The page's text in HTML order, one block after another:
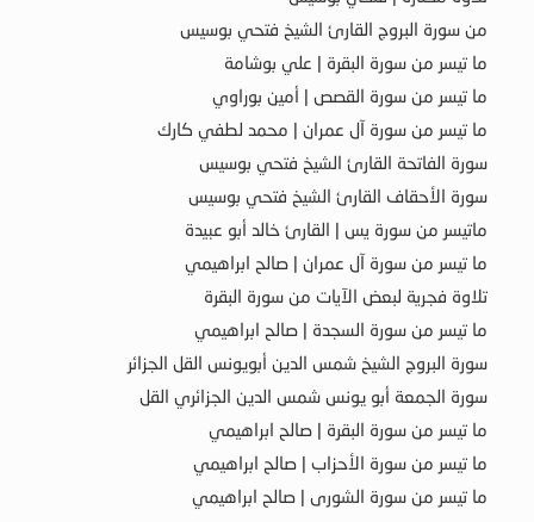
من سورة البروج القارئ الشيخ فتحي بوسيس
ما تيسر من سورة البقرة | علي بوشامة
ما تيسر من سورة القصص | أمين بوراوي
ما تيسر من سورة آل عمران | محمد لطفي كارك
سورة الفاتحة القارئ الشيخ فتحي بوسيس
سورة الأحقاف القارئ الشيخ فتحي بوسيس
ماتيسر من سورة يس | القارئ خالد أبو عبيدة
ما تيسر من سورة آل عمران | صالح ابراهيمي
تلاوة فجرية لبعض الآيات من سورة البقرة
ما تيسر من سورة السجدة | صالح ابراهيمي
سورة البروج الشيخ شمس الدين أبويونس القل الجزائر
سورة الجمعة أبو يونس شمس الدين الجزائري القل
ما تيسر من سورة البقرة | صالح ابراهيمي
ما تيسر من سورة الأحزاب | صالح ابراهيمي
ما تيسر من سورة الشورى | صالح ابراهيمي